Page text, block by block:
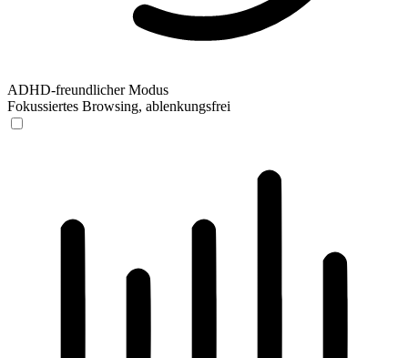
ADHD-freundlicher Modus
Fokussiertes Browsing, ablenkungsfrei